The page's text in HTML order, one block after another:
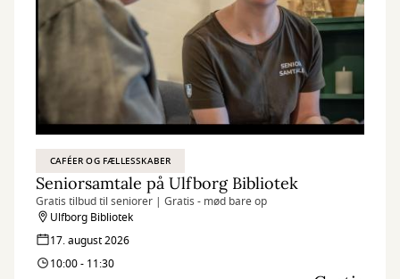
CAFÉER OG FÆLLESSKABER
Seniorsamtale på Ulfborg Bibliotek
Gratis tilbud til seniorer | Gratis - mød bare op
Ulfborg Bibliotek
17. august 2026
10:00 - 11:30